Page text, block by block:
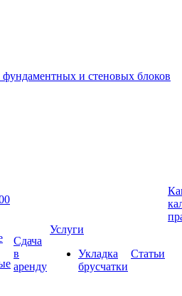
Сдача
в
аренду
Услуги
Укладка
брусчатки
Статьи